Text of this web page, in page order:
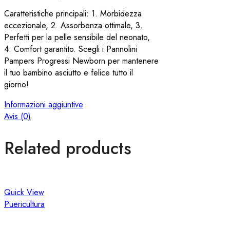
Caratteristiche principali: 1. Morbidezza
eccezionale, 2. Assorbenza ottimale, 3.
Perfetti per la pelle sensibile del neonato,
4. Comfort garantito. Scegli i Pannolini
Pampers Progressi Newborn per mantenere
il tuo bambino asciutto e felice tutto il
giorno!
Informazioni aggiuntive
Avis (0)
Related products
Quick View
Puericultura